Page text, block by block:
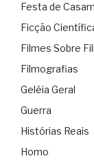
Festa de
Ficção
Filmes Sobre
Filmografias
Geléia Geral
Guerra
Histórias Reais
Homo